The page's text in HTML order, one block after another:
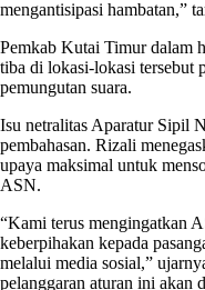
mengantisipasi hambatan,”
Pemkab Kutai Timur dalam
tiba di lokasi-lokasi tersebut
pemungutan suara.
Isu netralitas Aparatur Sipil
pembahasan. Rizali
upaya maksimal untuk
ASN.
“Kami terus mengingatkan
keberpihakan kepada
melalui media sosial,”
pelanggaran aturan ini akan